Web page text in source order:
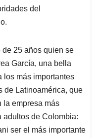
del
25 años quien se
García, una bella
los más importantes
de Latinoamérica, que
la empresa más
adultos de Colombia:
ser el más importante